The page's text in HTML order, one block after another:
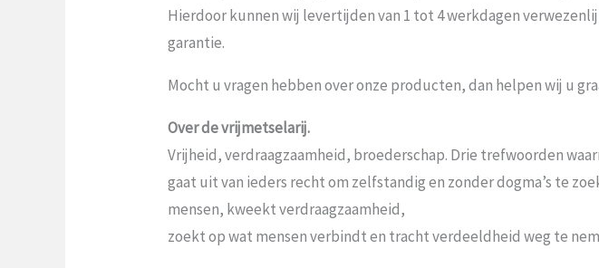
Hierdoor kunnen wij levertijden van 1 tot 4 werkdagen
garantie.
Mocht u vragen hebben over onze producten, dan helpen wij u
Over de vrijmetselarij.
Vrijheid, verdraagzaamheid, broederschap. Drie trefwoorden
gaat uit van ieders recht om zelfstandig en zonder dogma’s te
mensen, kweekt verdraagzaamheid,
zoekt op wat mensen verbindt en tracht verdeeldheid weg te